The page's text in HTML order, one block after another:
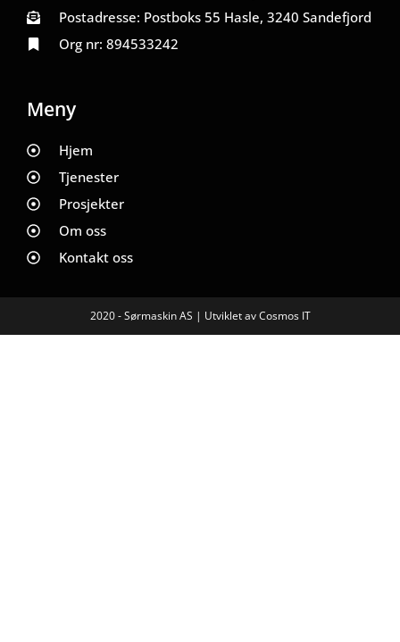
Postadresse: Postboks 55 Hasle, 3240 Sandefjord
Org nr: 894533242
Meny
Hjem
Tjenester
Prosjekter
Om oss
Kontakt oss
2020 - Sørmaskin AS | Utviklet av Cosmos IT